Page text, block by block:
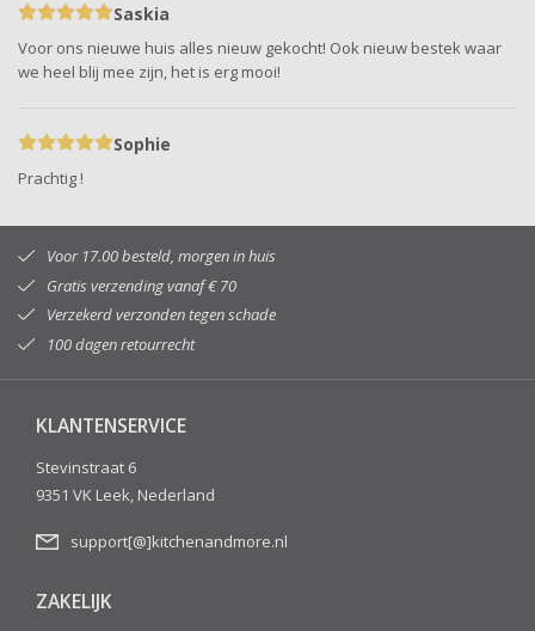
Saskia
Voor ons nieuwe huis alles nieuw gekocht! Ook nieuw bestek waar
we heel blij mee zijn, het is erg mooi!
Sophie
Prachtig !
Voor 17.00 besteld, morgen in huis
Gratis verzending vanaf € 70
Verzekerd verzonden tegen schade
100 dagen retourrecht
KLANTENSERVICE
Stevinstraat 6
9351 VK Leek, Nederland
support[@]kitchenandmore.nl
ZAKELIJK